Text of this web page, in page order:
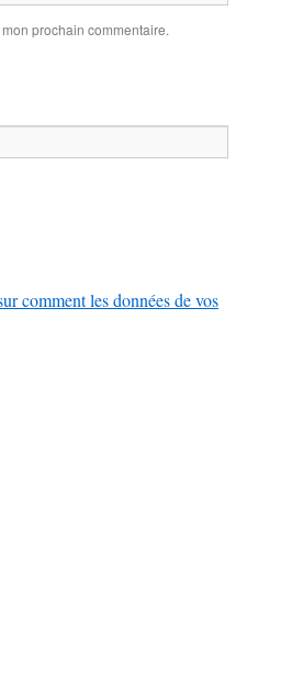
prochain commentaire.
comment les données de vos